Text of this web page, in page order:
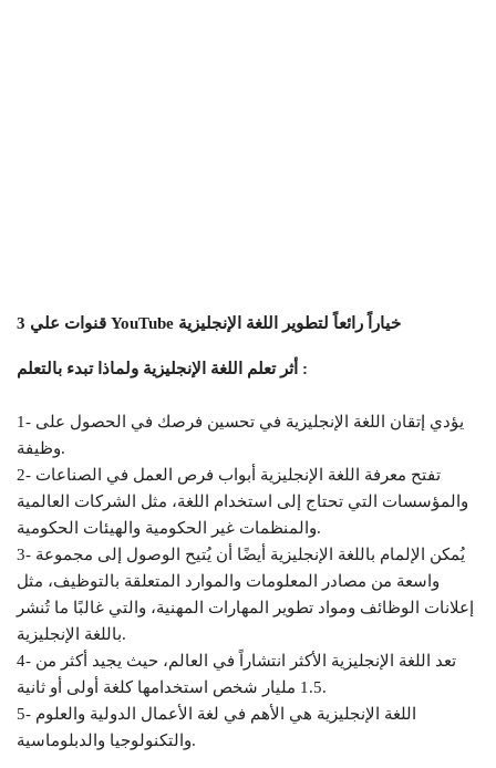
3 قنوات علي YouTube خياراً رائعاً لتطوير اللغة الإنجليزية
أثر تعلم اللغة الإنجليزية ولماذا تبدء بالتعلم :
1- يؤدي إتقان اللغة الإنجليزية في تحسين فرصك في الحصول على
وظيفة.
2- تفتح معرفة اللغة الإنجليزية أبواب فرص العمل في الصناعات
والمؤسسات التي تحتاج إلى استخدام اللغة، مثل الشركات العالمية
والمنظمات غير الحكومية والهيئات الحكومية.
3- يُمكن الإلمام باللغة الإنجليزية أيضًا أن يُتيح الوصول إلى مجموعة
واسعة من مصادر المعلومات والموارد المتعلقة بالتوظيف، مثل
إعلانات الوظائف ومواد تطوير المهارات المهنية، والتي غالبًا ما تُنشر
باللغة الإنجليزية.
4- تعد اللغة الإنجليزية الأكثر انتشاراً في العالم، حيث يجيد أكثر من
1.5 مليار شخص استخدامها كلغة أولى أو ثانية.
5- اللغة الإنجليزية هي الأهم في لغة الأعمال الدولية والعلوم
والتكنولوجيا والدبلوماسية.